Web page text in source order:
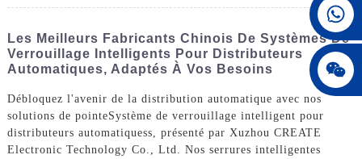
008615396811719
jenny010678
Les Meilleurs Fabricants Chinois De Systèmes De
Verrouillage Intelligents Pour Distributeurs
Automatiques, Adaptés À Vos Besoins
Débloquez l'avenir de la distribution automatique avec nos
solutions de pointeSystème de verrouillage intelligent pour
distributeurs automatiquess, présenté par Xuzhou CREATE
Electronic Technology Co., Ltd. Nos serrures intelligentes